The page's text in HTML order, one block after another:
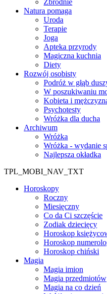
Zbrodnie
Natura pomaga
Uroda
Terapie
Joga
Apteka przyrody
Magiczna kuchnia
Diety
Rozwój osobisty
Podróż w głąb
W poszukiwaniu
Kobieta i
Psychotesty
Wróżka dla ducha
Archiwum
Wróżka
Wróżka - wydanie
Najlepsza okładka
TPL_MOBI_NAV_TXT
Horoskopy
Roczny
Miesięczny
Co da Ci szczęście
Zodiak dziecięcy
Horoskop
Horoskop
Horoskop chiński
Magia
Magia imion
Magia przedmiotów
Magia na co dzień